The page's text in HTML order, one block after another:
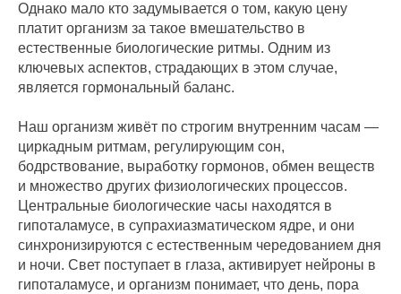
Однако мало кто задумывается о том, какую цену
платит организм за такое вмешательство в
естественные биологические ритмы. Одним из
ключевых аспектов, страдающих в этом случае,
является гормональный баланс.
Наш организм живёт по строгим внутренним часам —
циркадным ритмам, регулирующим сон,
бодрствование, выработку гормонов, обмен веществ
и множество других физиологических процессов.
Центральные биологические часы находятся в
гипоталамусе, в супрахиазматическом ядре, и они
синхронизируются с естественным чередованием дня
и ночи. Свет поступает в глаза, активирует нейроны в
гипоталамусе, и организм понимает, что день, пора